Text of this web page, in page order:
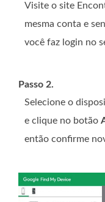
Visite o site
mesma conta e
você faz login no
Passo 2.
Selecione o
e clique no botão
então confirme